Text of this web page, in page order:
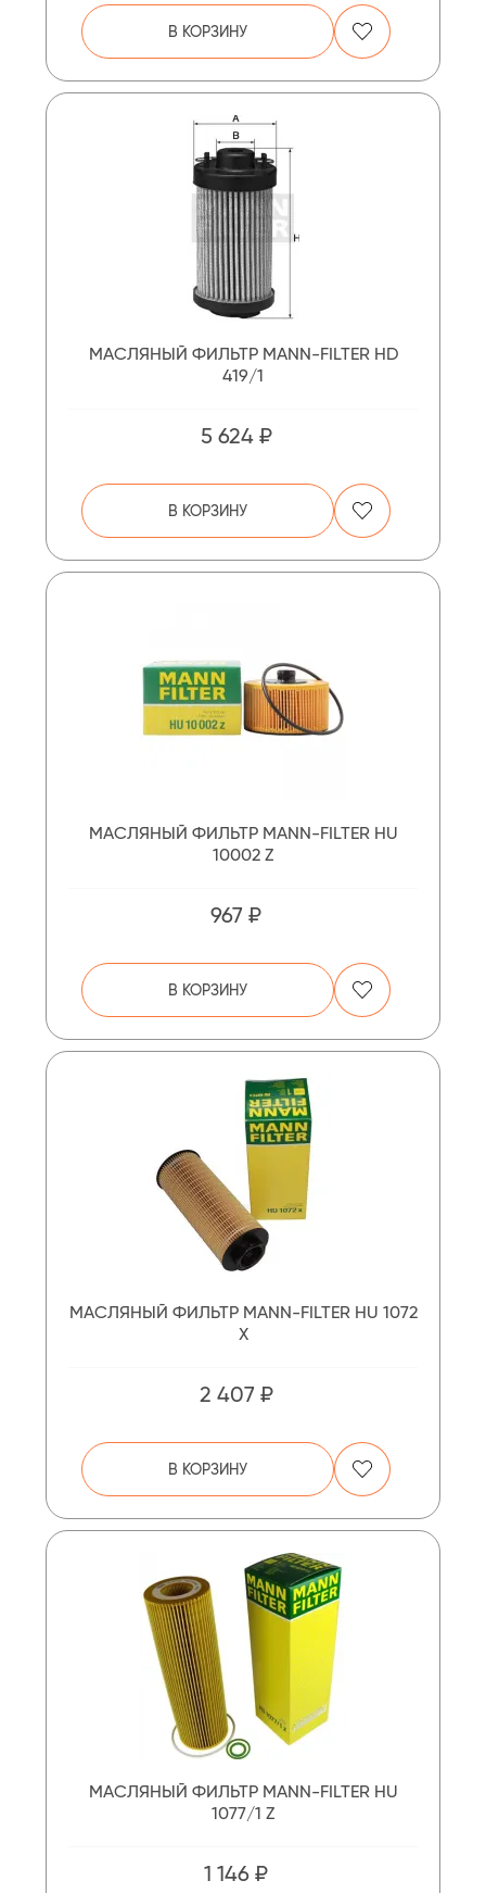
В КОРЗИНУ
МАСЛЯНЫЙ ФИЛЬТР MANN-FILTER HD
419/1
5 624 ₽
В КОРЗИНУ
МАСЛЯНЫЙ ФИЛЬТР MANN-FILTER HU
10002 Z
967 ₽
В КОРЗИНУ
МАСЛЯНЫЙ ФИЛЬТР MANN-FILTER HU 1072
X
2 407 ₽
В КОРЗИНУ
МАСЛЯНЫЙ ФИЛЬТР MANN-FILTER HU
1077/1 Z
1 146 ₽